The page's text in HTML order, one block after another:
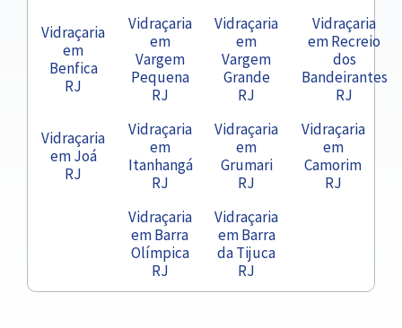
Vidraçaria
em
Benfica
RJ
Vidraçaria
em
Vargem
Pequena
RJ
Vidraçaria
em
Vargem
Grande
RJ
Vidraçaria
em Recreio
dos
Bandeirantes
RJ
Vidraçaria
em Joá
RJ
Vidraçaria
em
Itanhangá
RJ
Vidraçaria
em
Grumari
RJ
Vidraçaria
em
Camorim
RJ
Vidraçaria
em Barra
Olímpica
RJ
Vidraçaria
em Barra
da Tijuca
RJ